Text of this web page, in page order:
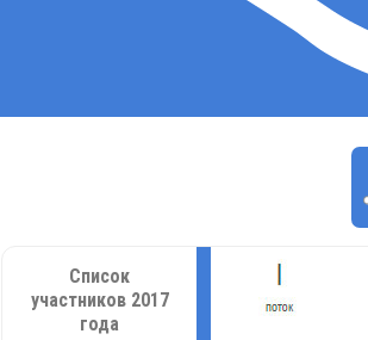
Список
участников 2017
года